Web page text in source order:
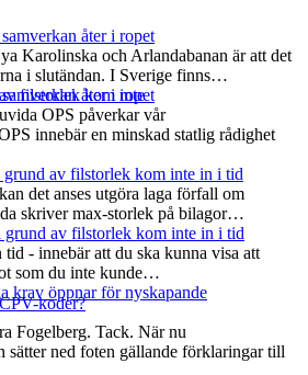
filstorlek kom inte
koder?
åter i ropet
Karolinska och Arlandabanan är att det
i slutändan. I Sverige finns…
åter i ropet
OPS påverkar vår
innebär en minskad statlig rådighet
grund av filstorlek kom inte in i tid
det anses utgöra laga förfall om
skriver max-storlek på bilagor…
grund av filstorlek kom inte in i tid
- innebär att du ska kunna visa att
som du inte kunde…
krav öppnar för nyskapande
Fogelberg. Tack. När nu
sätter ned foten gällande förklaringar till